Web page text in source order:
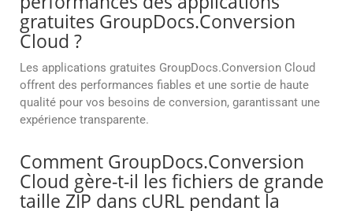
gratuites GroupDocs.Conversion
Cloud ?
Les applications gratuites GroupDocs.Conversion Cloud
offrent des performances fiables et une sortie de haute
qualité pour vos besoins de conversion, garantissant une
expérience transparente.
Comment GroupDocs.Conversion
Cloud gère-t-il les fichiers de grande
taille ZIP dans cURL pendant la